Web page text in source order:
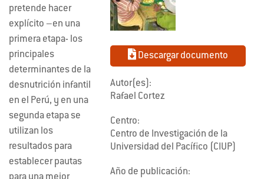
pretende hacer
explícito –en una
primera etapa- los
principales
determinantes de la
desnutrición infantil
en el Perú, y en una
segunda etapa se
utilizan los
resultados para
establecer pautas
Descargar documento
Autor(es):
Rafael Cortez
Centro:
Centro de Investigación de la
Universidad del Pacífico (CIUP)
Año de publicación: